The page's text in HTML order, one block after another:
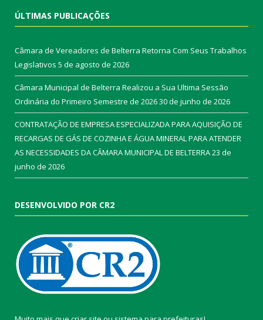
ÚLTIMAS PUBLICAÇÕES
Câmara de Vereadores de Belterra Retorna Com Seus Trabalhos
Legislativos 5 de agosto de 2026
Câmara Municipal de Belterra Realizou a Sua Ultima Sessão
Ordinária do Primeiro Semestre de 202630 de junho de 2026
CONTRATAÇÃO DE EMPRESA ESPECIALIZADA PARA AQUISIÇÃO DE
RECARGAS DE GÁS DE COZINHA E ÁGUA MINERAL PARA ATENDER
AS NECESSIDADES DA CÂMARA MUNICIPAL DE BELTERRA23 de
junho de 2026
DESENVOLVIDO POR CR2